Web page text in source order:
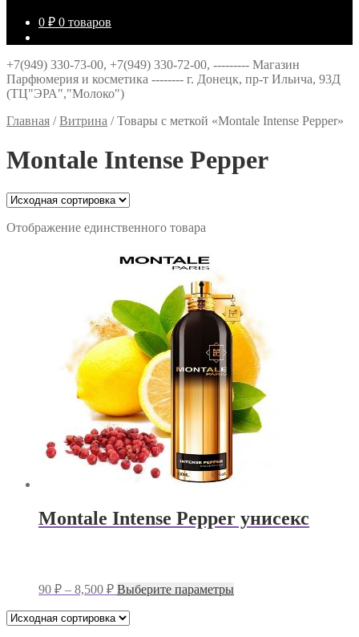
0 ₽ 0 товаров
+7(949) 330-73-00, +7(949) 330-72-00, --------- Магазин
Парфюмерия и косметика -------- г. Донецк, пр-т Ильича, 93Д
(ТЦ"ЭРА","Молоко")
Главная /Витрина /Товары с меткой «Montale Intense Pepper»
Montale Intense Pepper
Отображение единственного товара
Montale Intense Pepper унисекс
90 ₽ – 8,500 ₽Диапазон
90 ₽
Выберите параметрыЭтот